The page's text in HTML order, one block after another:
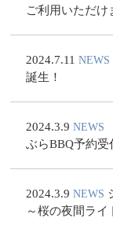
ご利用いただけ
2024.7.11 NEWS
誕生！
2024.3.9 NEWS
ぶらBBQ予約受
2024.3.9 NEWS
～桜の夜間ラ